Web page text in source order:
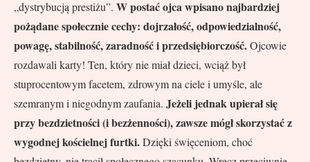
„dystrybucją prestiżu”. W postać ojca wpisano najbardziej
pożądane społecznie cechy: dojrzałość, odpowiedzialność,
powagę, stabilność, zaradność i przedsiębiorczość.Ojcowie
rozdawali karty! Ten, który nie miał dzieci, wciąż był
stuprocentowym facetem, zdrowym na ciele i umyśle, ale
szemranym i niegodnym zaufania. Jeżeli jednak upierał się
przy bezdzietności (i bezżenności), zawsze mógł skorzystać z
wygodnej kościelnej furtki.Dzięki święceniom, choć